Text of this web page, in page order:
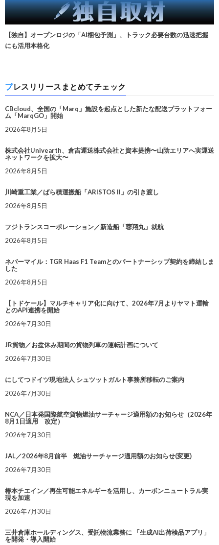
【独自】オープンロジの「AI梱包予測」、トラック必要台数の迅速把握
にも活用本格化
プレスリリースまとめてチェック
CBcloud、全国の「Marq」施設を起点とした新たな配送プラットフォー
ム「MarqGO」開始
2026年8月5日
株式会社Univearth、倉吉運送株式会社と資本提携〜山陰エリアへ実運送
ネットワークを拡大〜
2026年8月5日
川崎重工業／ばら積運搬船「ARISTOS II」の引き渡し
2026年8月5日
フジトランスコーポレーション／新造船「蓉翔丸」就航
2026年8月5日
ネバーマイル：TGR Haas F1 Teamとのパートナーシップ契約を締結しま
した
2026年8月5日
【トドケール】マルチキャリア化に向けて、2026年7月よりヤマト運輸
とのAPI連携を開始
2026年7月30日
JR貨物／お盆休み期間の貨物列車の運転計画について
2026年7月30日
にしてつドイツ現地法人 シュツットガルト事務所移転のご案内
2026年7月30日
NCA／日本発国際航空貨物燃油サーチャージ適用額のお知らせ（2026年
8月1日適用 改定）
2026年7月30日
JAL／2026年8月前半 燃油サーチャージ適用額のお知らせ(変更)
2026年7月30日
椿本チエイン／再生可能エネルギーを活用し、カーボンニュートラル実
現を加速
2026年7月30日
三井倉庫ホールディングス、受託物流業務に 「生成AI出荷検品アプリ」
を開発・導入開始